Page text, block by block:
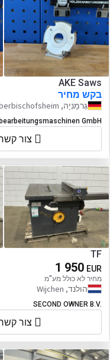
AKE Saws
בקש מחיר
גֶרמָנִיָה, Tauberbischofsheim
GmbH
צור
TF
1 950 EUR
מחיר לא כולל מע"מ
הולנד, Wijchen
SECOND OWNER B.V.
צור